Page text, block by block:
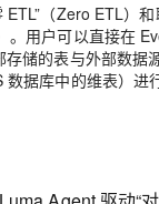
ETL”（Zero ETL）
。用户可以直接在
储的表与外部数据
数据库中的维表）进